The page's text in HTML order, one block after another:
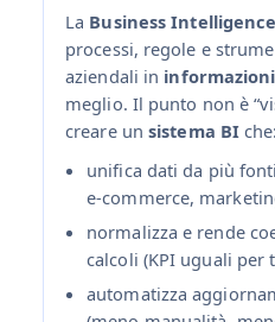
La Business Intelligence
processi, regole e
aziendali in
meglio. Il punto non è
creare un sistema BI che:
unifica dati da più fonti
e‑commerce,
normalizza e rende
calcoli (KPI uguali per
automatizza